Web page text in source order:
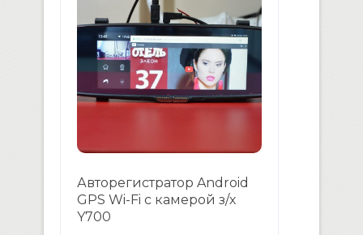
Встроенный динамик есть Вход
для подключения к ПК: USB2.0 […]
Авторегистратор Android
GPS Wi-Fi с камерой з/х
Y700